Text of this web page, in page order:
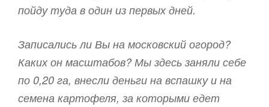
пойду туда в один из первых дней.
Записались ли Вы на московский огород?
Каких он масштабов? Мы здесь заняли себе
по 0,20 га, внесли деньги на вспашку и на
семена картофеля, за которыми едет